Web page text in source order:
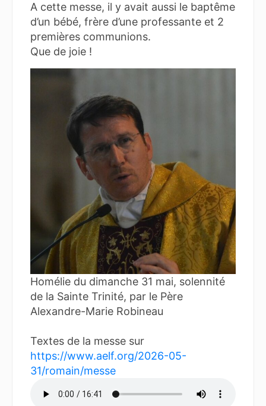
A cette messe, il y avait aussi le baptême
d’un bébé, frère d’une professante et 2
premières communions.
Que de joie !
Homélie du dimanche 31 mai, solennité
de la Sainte Trinité, par le Père
Alexandre-Marie Robineau
Textes de la messe sur
https://www.aelf.org/2026-05-
31/romain/messe